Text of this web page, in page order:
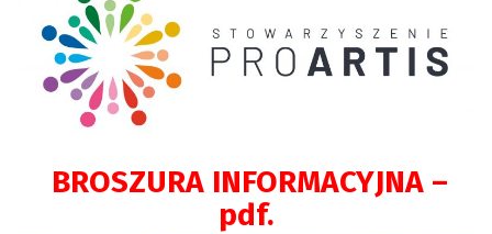
BROSZURA INFORMACYJNA –
pdf.